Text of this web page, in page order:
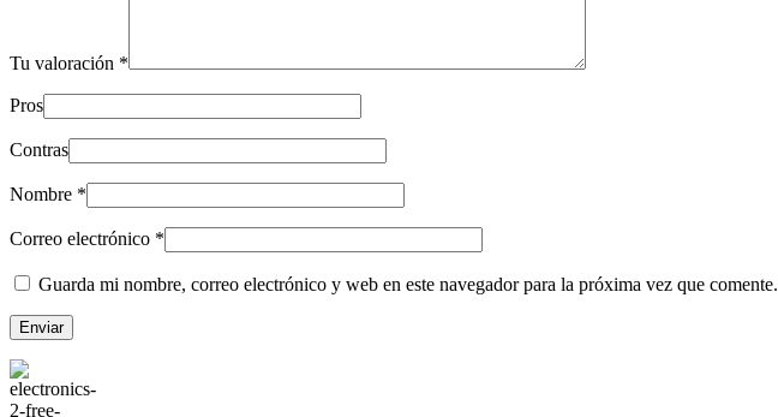
Tu valoración *
Pros
Contras
Nombre *
Correo electrónico *
Guarda mi nombre, correo electrónico y web en este navegador para la próxima vez que comente.